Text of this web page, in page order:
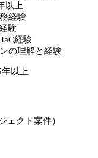
以上
経験
験
経験
の理解と経験
以上
ェクト案件）